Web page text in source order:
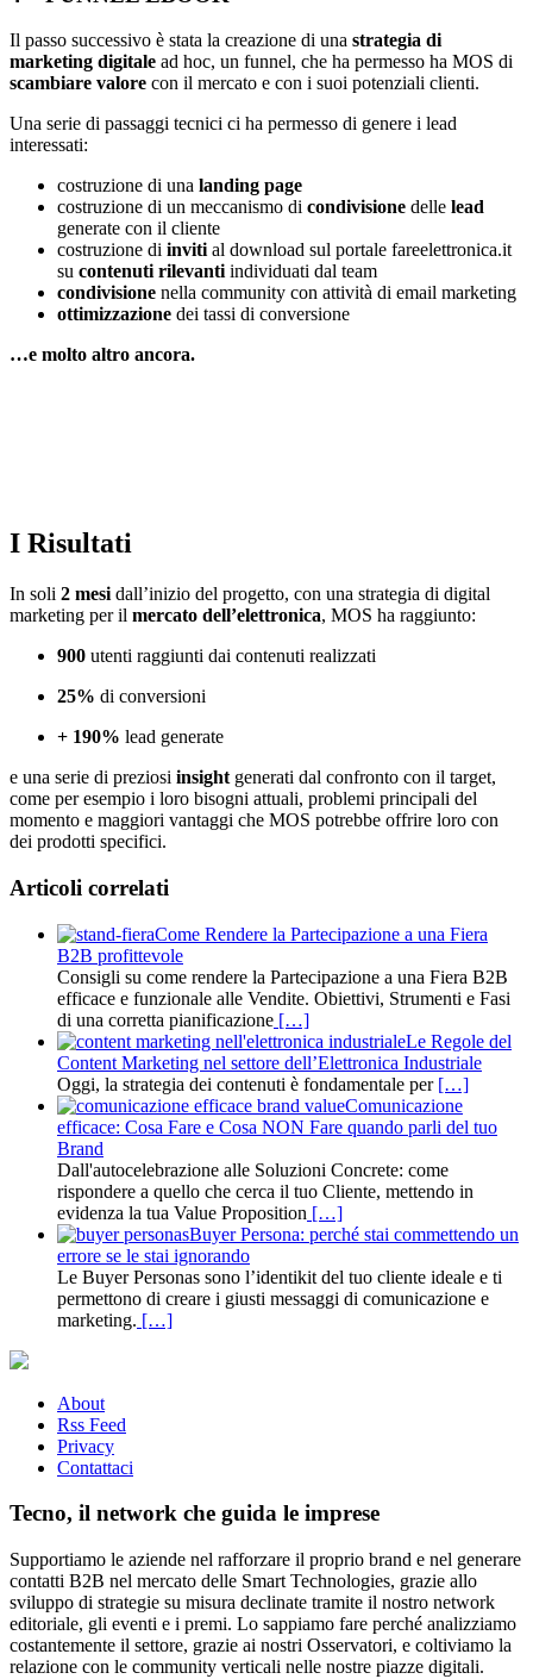
Il passo successivo è stata la creazione di una strategia di
marketing digitale ad hoc, un funnel, che ha permesso ha MOS di
scambiare valore con il mercato e con i suoi potenziali clienti.
Una serie di passaggi tecnici ci ha permesso di genere i lead
interessati:
costruzione di una landing page
costruzione di un meccanismo di condivisione delle lead
generate con il cliente
costruzione di invitial download sul portale fareelettronica.it
su contenuti rilevantiindividuati dal team
condivisione nella community con attività di email marketing
ottimizzazione dei tassi di conversione
…e molto altro ancora.
I Risultati
In soli 2 mesi dall’inizio del progetto, con una strategia di digital
marketing per il mercato dell’elettronica, MOS ha raggiunto:
900 utenti raggiunti dai contenuti realizzati
25% di conversioni
+ 190% lead generate
e una serie di preziosi insight generati dal confronto con il target,
come per esempio i loro bisogni attuali, problemi principali del
momento e maggiori vantaggi che MOS potrebbe offrire loro con
dei prodotti specifici.
Articoli correlati
Come Rendere la Partecipazione a una Fiera
B2B profittevole
Consigli su come rendere la Partecipazione a una Fiera B2B
efficace e funzionale alle Vendite. Obiettivi, Strumenti e Fasi
di una corretta pianificazione […]
Le Regole del
Content Marketing nel settore dell’Elettronica Industriale
Oggi, la strategia dei contenuti è fondamentale per […]
Comunicazione
efficace: Cosa Fare e Cosa NON Fare quando parli del tuo
Brand
Dall'autocelebrazione alle Soluzioni Concrete: come
rispondere a quello che cerca il tuo Cliente, mettendo in
evidenza la tua Value Proposition […]
Buyer Persona: perché stai commettendo un
errore se le stai ignorando
Le Buyer Personas sono l’identikit del tuo cliente ideale e ti
permettono di creare i giusti messaggi di comunicazione e
marketing. […]
About
Rss Feed
Privacy
Contattaci
Tecno, il network che guida le imprese
Supportiamo le aziende nel rafforzare il proprio brand e nel generare
contatti B2B nel mercato delle Smart Technologies, grazie allo
sviluppo di strategie su misura declinate tramite il nostro network
editoriale, gli eventi e i premi. Lo sappiamo fare perché analizziamo
costantemente il settore, grazie ai nostri Osservatori, e coltiviamo la
relazione con le community verticali nelle nostre piazze digitali.